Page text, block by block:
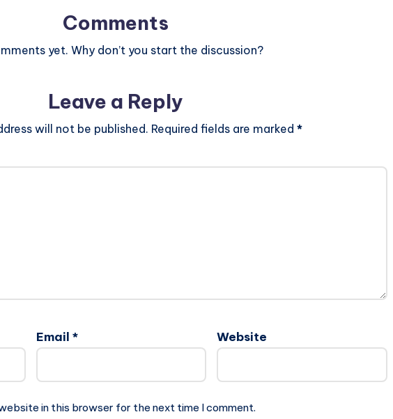
Comments
yet. Why don’t you start the discussion?
Leave a Reply
will not be published. Required fields are marked *
Email * Website
in this browser for the next time I comment.